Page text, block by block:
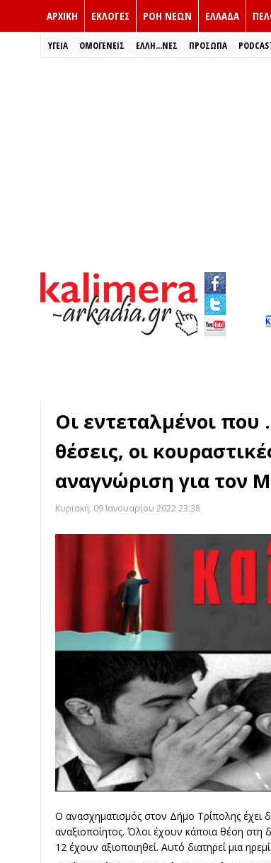
ΑΡΧΙΚΗ ΕΚΛΟΓΈΣ ΡΟΗ ΝΕΩΝ ΕΛΛΑΔΑ
ΥΓΕΙΑ ΟΜΟΓΕΝΕΙΣ ΈΛΛΗ...ΝΕΣ ΠΡΌΣΩΠΑ
Οι εντεταλμένοι που
θέσεις, οι
αναγνώριση για τον
Κυριακή, 09 Ιανουαρίου 2022 23:38
Ο ανασχηματισμός στον Δήμο Τρίπολης έχει
αναξιοποίητος. Όλοι έχουν κάποια θέση στη
12 έχουν αξιοποιηθεί. Αυτό διατηρεί μια